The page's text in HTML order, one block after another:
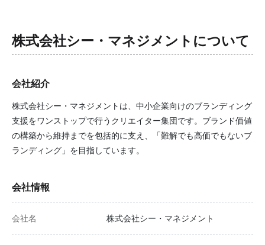
株式会社シー・マネジメント について
会社紹介
株式会社シー・マネジメントは、中小企業向けのブランディング
支援をワンストップで行うクリエイター集団です。ブランド価値
の構築から維持までを包括的に支え、「難解でも高価でもないブ
ランディング」を目指しています。
会社情報
会社名 株式会社シー・マネジメント